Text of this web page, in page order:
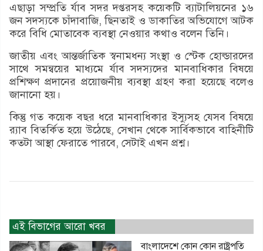
এছাড়া সম্প্রতি র্যাব সদর দপ্তরসহ কয়েকটি ব্যাটালিয়নের ১৬
জন সদস্যকে চাঁদাবাজি, ছিনতাই ও ডাকাতির অভিযোগে আটক
করে বিধি মোতাবেক ব্যবস্থা নেওয়ার কথাও বলেন তিনি।
জাতীয় এবং আন্তর্জাতিক স্বনামধন্য সংস্থা ও স্টেক হোল্ডারদের
সাথে সমন্বয়ের মাধ্যমে র্যাব সদস্যদের মানবাধিকার বিষয়ে
প্রশিক্ষণ প্রদানের প্রয়োজনীয় ব্যবস্থা গ্রহণ করা হয়েছে বলেও
জানানো হয়।
কিন্তু গত কয়েক বছর ধরে মানবাধিকার ইস্যুসহ যেসব বিষয়ে
র‌্যাব বিতর্কিত হয়ে উঠেছে, সেখান থেকে সার্বিকভাবে বাহিনীটি
কতটা আস্থা ফেরাতে পারবে, সেটাই এখন প্রশ্ন।
এই বিভাগের আরো খবর
বাংলাদেশে কোন কোন রাষ্ট্রপতি